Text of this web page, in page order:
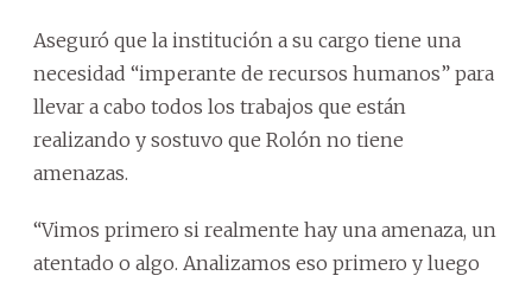
Aseguró que la institución a su cargo tiene una
necesidad “imperante de recursos humanos” para
llevar a cabo todos los trabajos que están
realizando y sostuvo que Rolón no tiene
amenazas.
“Vimos primero si realmente hay una amenaza, un
atentado o algo. Analizamos eso primero y luego